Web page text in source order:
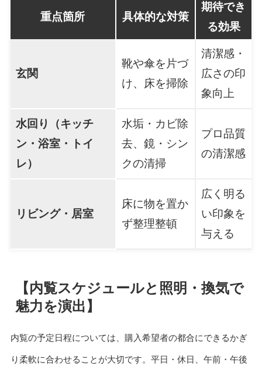
重点箇所 具体的な対策
期待でき
る効果
玄関
靴や傘を片づ
け、床を掃除
清潔感・
広さの印
象向上
水回り（キッチ
ン・浴室・トイ
レ）
水垢・カビ除
去、鏡・シン
クの清掃
プロ品質
の清潔感
リビング・居室
床に物を置か
ず整理整頓
広く明る
い印象を
与える
【内覧スケジュールと照明・換気で
魅力を演出】
内覧の予定日程については、購入希望者の都合にできるかぎ
り柔軟に合わせることが大切です。平日・休日、午前・午後